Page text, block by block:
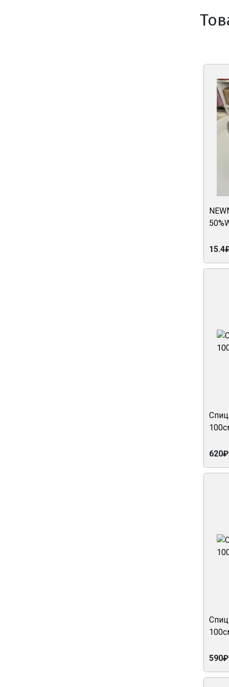
620₽
590₽